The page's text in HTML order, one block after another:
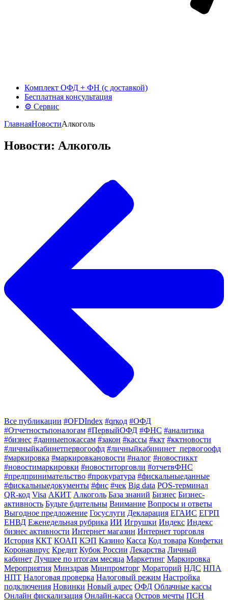
Комплект ОФД + ФН (с доставкой)
Бесплатная консультация
⚙️ Сервис
ГлавнаяНовостиАлкоголь
Новости: Алкоголь
Все публикации #OFDIndex #qrкод #ОФД
#Отчетностьпоналогам #ПервыйОФД #ФНС #аналитика
#бизнес #данныепокассам #закон #кассы #ккт #кктновости
#личныйкабинетпервогоофд #личныйкабининет_первогоофд
#маркировка #маркировкановости #налог #новостиккт
#новостимаркировки #новоститорговли #отчетвФНС
#предпринимательство #прокуратура #фискальныеданные
#фискальныедокументы #фнс #чек Big data POS-терминал
QR-код Visa АКИТ Алкоголь База знаний Бизнес Бизнес-
активность Будьте бдительны Внимание Вопросы и ответы
Выгодное предложение Госуслуги Декларация ЕГАИС ЕГРП
ЕНВД Еженедельная рубрика ИИ Игрушки Индекс Индекс
бизнес активности Интернет магазин Интернет торговля
История ККТ КОАП КЭП Казино Касса Код товара Конфетки
Коронавирус Кредит Кубок России Лекарства Личный
кабинет Лучшее по итогам месяца Маркетинг Маркировка
Мероприятия Минздрав Минпромторг Мораторий НДС НПА
НПТ Налоговая проверка Налоговый режим Настройка
подключения Новинки Новый адрес ОФД Облачные кассы
Онлайн фискализация Онлайн-касса Остров мечты ПСН